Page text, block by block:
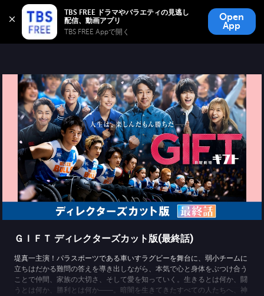
TBS FREE ドラマやバラエティの見逃し
TBS FREE Appで開く
Open
App
TBS FREE
無料見逃し配信
ＧＩＦＴ ディレクターズカット版(最終話)
堤真一主演！パラスポーツである車いすラグビーを舞台に、弱小チームに
立ちはだかる難問の答えを導き出しながら、本気で心と身体をぶつけ合う
ことで仲間、家族の大切さ、そして愛を知っていく。生きるとは何か、闘
うとは何か、勝利とは何か――。暗闇を生きてきたすべての人たちへ、神